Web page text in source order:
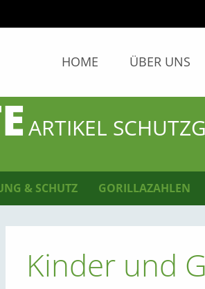
HOME ÜBER UNS
ARTIKEL
& SCHUTZ GORILLAZAHLEN
Kinder und